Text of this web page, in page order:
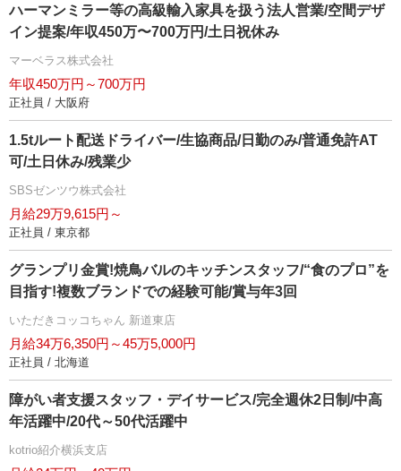
ハーマンミラー等の高級輸入家具を扱う法人営業/空間デザ
イン提案/年収450万〜700万円/土日祝休み
マーベラス株式会社
年収450万円～700万円
正社員 / 大阪府
1.5tルート配送ドライバー/生協商品/日勤のみ/普通免許AT
可/土日休み/残業少
SBSゼンツウ株式会社
月給29万9,615円～
正社員 / 東京都
グランプリ金賞!焼鳥バルのキッチンスタッフ/“食のプロ”を
目指す!複数ブランドでの経験可能/賞与年3回
いただきコッコちゃん 新道東店
月給34万6,350円～45万5,000円
正社員 / 北海道
障がい者支援スタッフ・デイサービス/完全週休2日制/中高
年活躍中/20代～50代活躍中
kotrio紹介横浜支店